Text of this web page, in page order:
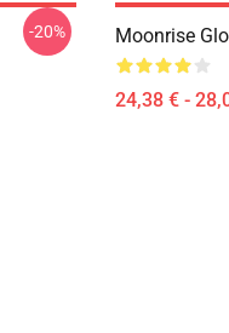
-20% Moonrise
24,38 € -